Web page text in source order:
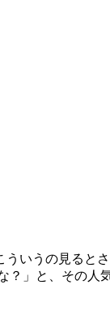
いうの見ると
」と、その人